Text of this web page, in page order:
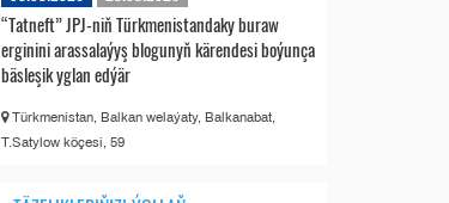
“Tatneft” JPJ-niň Türkmenistandaky buraw
erginini arassalaýyş blogunyň kärendesi boýunça
bäsleşik yglan edýär
Türkmenistan, Balkan welaýaty, Balkanabat,
T.Satylow köçesi, 59